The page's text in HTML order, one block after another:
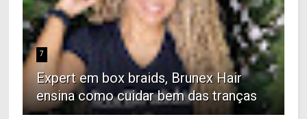
7
Expert em box braids, Brunex Hair
ensina como cuidar bem das tranças